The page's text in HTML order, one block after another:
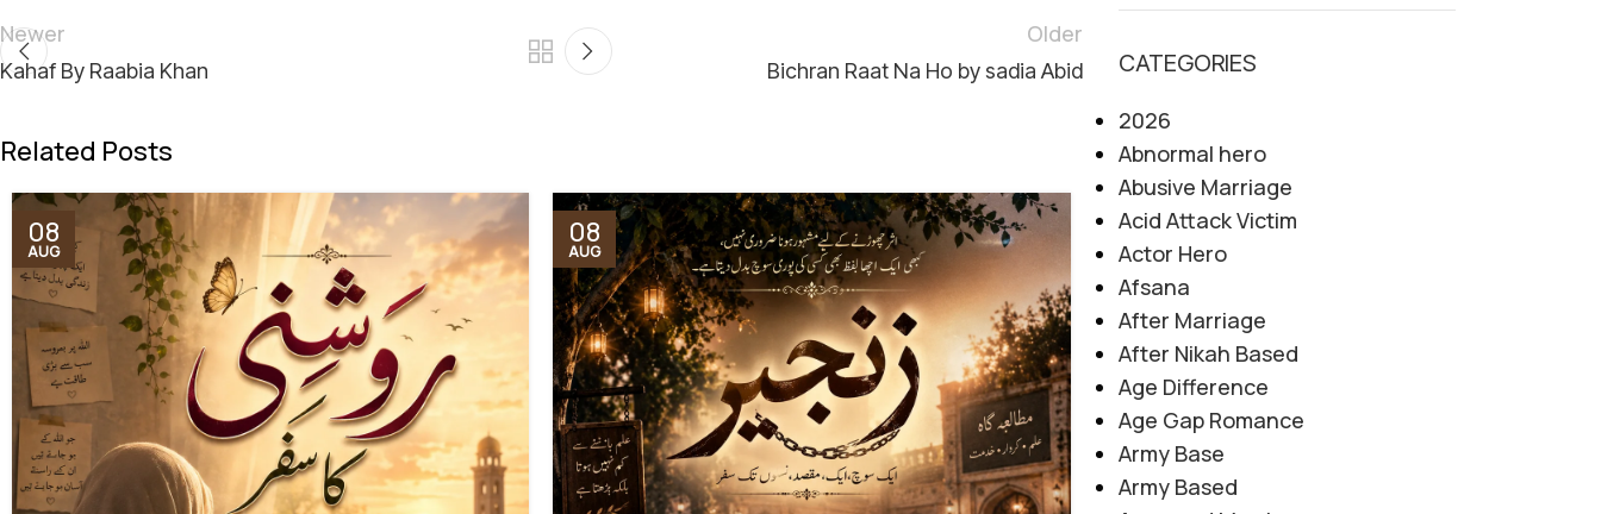
Newer
Kahaf By Raabia Khan
Older
Bichran Raat Na Ho by sadia Abid
Related Posts
08
AUG
08
AUG
08
AUG
CATEGORIES
2026
Abnormal hero
Abusive Marriage
Acid Attack Victim
Actor Hero
Afsana
After Marriage
After Nikah Based
Age Difference
Age Gap Romance
Army Base
Army Based